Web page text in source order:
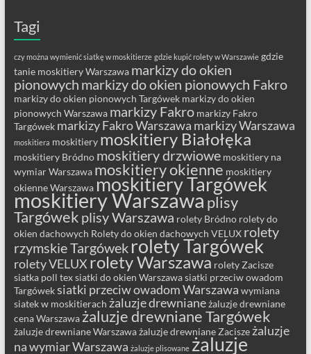
Tagi
czy można wymienić siatkę w moskitierze gdzie kupić rolety w Warszawie gdzie
tanie moskitiery Warszawa markizy do okien
pionowych markizy do okien pionowych Fakro
markizy do okien pionowych Targówek markizy do okien
pionowych Warszawa markizy Fakro markizy Fakro
Targówek markizy Fakro Warszawa markizy Warszawa
moskitiera moskitiery moskitiery Białołęka
moskitiery Bródno moskitiery drzwiowe moskitiery na
wymiar Warszawa moskitiery okienne moskitiery
okienne Warszawa moskitiery Targówek
moskitiery Warszawa plisy
Targówek plisy Warszawa rolety Bródno rolety do
okien dachowych Rolety do okien dachowych VELUX rolety
rzymskie Targówek rolety Targówek
rolety VELUX rolety Warszawa rolety Zacisze
siatka poll texsiatki do okien Warszawasiatki przeciw owadom
Targóweksiatki przeciw owadom Warszawa wymiana
siatek w moskitierach żaluzje drewnianeżaluzje drewniane
cena Warszaważaluzje drewniane Targówek
żaluzje drewniane Warszaważaluzje drewniane Zaciszeżaluzje
na wymiar Warszawa żaluzje plisowane żaluzje